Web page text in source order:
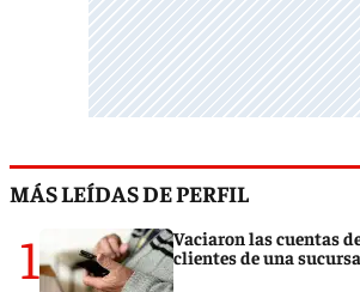
MÁS LEÍDAS DE PERFIL
1
Vaciaron las cuentas
clientes de una